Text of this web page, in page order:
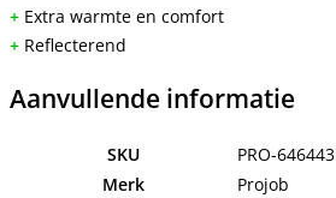
+ Extra warmte en comfort
+ Reflecterend
Aanvullende informatie
SKU
PRO-646443
Merk
Projob